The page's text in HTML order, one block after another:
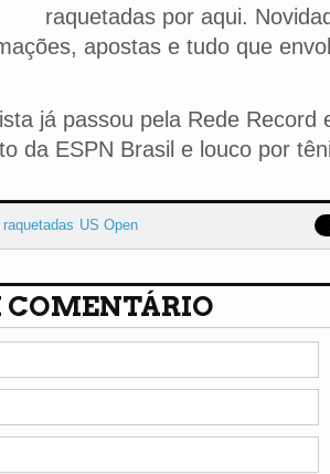
raquetadas por aqui.
apostas e tudo que
já passou pela Rede Record
da ESPN Brasil e louco por
raquetadas US Open
COMENTÁRIO